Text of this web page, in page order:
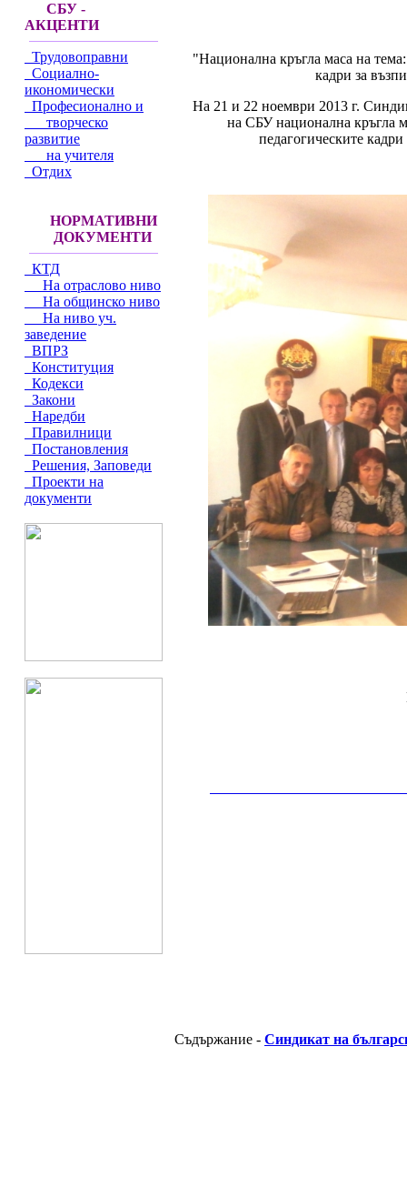
СБУ -
АКЦЕНТИ
Трудовоправни
Социално-
икономически
Професионално и
творческо
развитие
на учителя
Отдих
НОРМАТИВНИ
ДОКУМЕНТИ
КТД
На отраслово ниво
На общинско ниво
На ниво уч.
заведение
ВПРЗ
Конституция
Кодекси
Закони
Наредби
Правилници
Постановления
Решения, Заповеди
Проекти на
документи
"Национална кръгла маса на
кадри за
На 21 и 22 ноември 2013 г.
на СБУ национална кръгла
педагогическите
Съдържание - Синдикат на